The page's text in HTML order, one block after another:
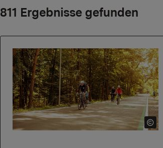
811 Ergebnisse gefunden